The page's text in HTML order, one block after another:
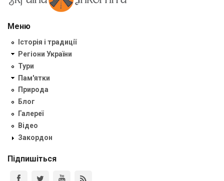
Меню
Історія і традиції
Регіони України
Тури
Пам'ятки
Природа
Блог
Галереї
Відео
Закордон
Підпишіться